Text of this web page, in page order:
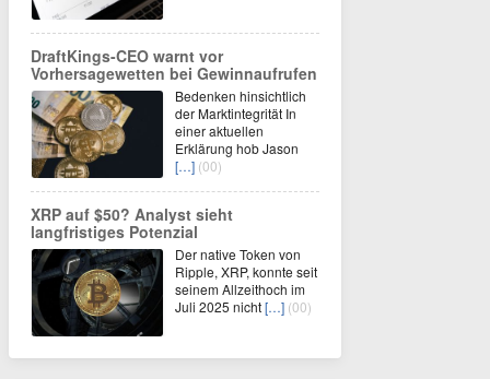
DraftKings-CEO warnt vor
Vorhersagewetten bei Gewinnaufrufen
Bedenken hinsichtlich
der Marktintegrität In
einer aktuellen
Erklärung hob Jason
[…] (00)
XRP auf $50? Analyst sieht
langfristiges Potenzial
Der native Token von
Ripple, XRP, konnte seit
seinem Allzeithoch im
Juli 2025 nicht[…] (00)